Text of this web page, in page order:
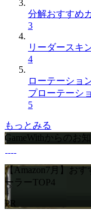
分解おすすめ
3
リーダースキ
4
ローテーショ
プローテーシ
5
もっとみる
GameWithからのお
【Amazon7月】お
ーラーTOP4
PR